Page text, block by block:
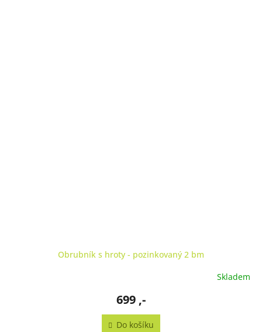
Obrubník s hroty - pozinkovaný 2 bm
Skladem
699 ,-
Do košíku